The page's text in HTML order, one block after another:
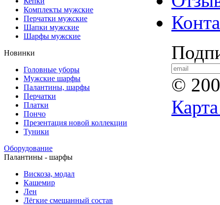
Комплекты мужские
Перчатки мужские
Шапки мужские
Шарфы мужские
Новинки
Головные уборы
Мужские шарфы
Палантины, шарфы
Перчатки
Платки
Пончо
Презентация новой коллекции
Туники
Оборудование
Палантины - шарфы
Вискоза, модал
Кашемир
Лен
Лёгкие смешанный состав
©